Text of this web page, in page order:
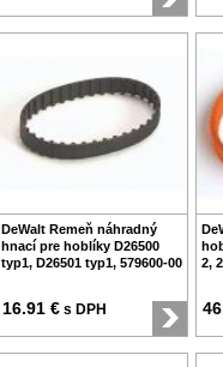
DeWalt Remeň náhradný
hnací pre hoblíky D26500
typ1, D26501 typ1, 579600-00
16.91 € s DPH
2,